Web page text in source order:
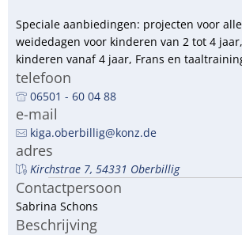
Speciale aanbiedingen: projecten voor
weidedagen voor kinderen van 2 tot 4
kinderen vanaf 4 jaar, Frans en
telefoon
06501 - 60 04 88
e-mail
kiga.oberbillig@konz.de
adres
Kirchstrae 7, 54331 Oberbillig
Contactpersoon
Sabrina Schons
Beschrijving